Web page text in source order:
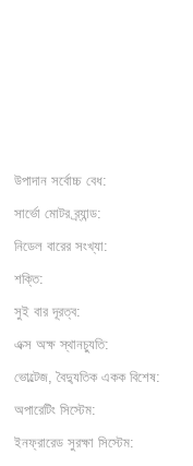
উপাদান সর্বোচ্চ বেধ:
সার্ভো মোটর ব্র্যান্ড:
নিডেল বারের সংখ্যা:
শক্তি:
সুই বার দূরত্ব:
এক্স অক্ষ স্থানচ্যুতি:
ভোল্টেজ, বৈদ্যুতিক একক বিশেষ:
অপারেটিং সিস্টেম:
ইনফ্রারেড সুরক্ষা সিস্টেম: